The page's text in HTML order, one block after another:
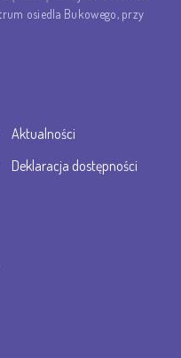
osiedla Bukowego, przy
Aktualności
Deklaracja dostępności